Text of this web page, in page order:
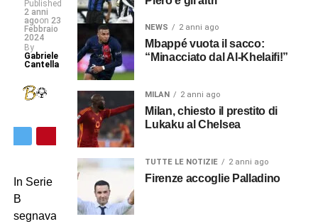
Published
2 anni
agoon 23
Febbraio
2024
By
Gabriele
Cantella
In Serie
B
segnavano
NEWS 2 anni ago
Mbappé vuota il sacco:
“Minacciato dal Al-Khelaifi!”
MILAN 2 anni ago
Milan, chiesto il prestito di
Lukaku al Chelsea
TUTTE LE NOTIZIE 2 anni ago
Firenze accoglie Palladino